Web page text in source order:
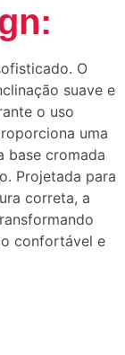
O
suave e
o uso
uma
base cromada
Projetada para
correta, a
confortável e